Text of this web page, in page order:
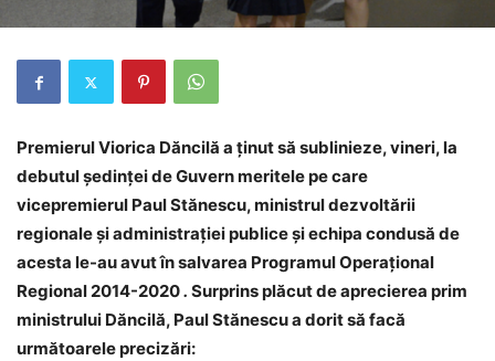
Premierul Viorica Dăncilă a ținut să sublinieze, vineri, la
debutul şedinței de Guvern meritele pe care
vicepremierul Paul Stănescu, ministrul dezvoltării
regionale și administrației publice și echipa condusă de
acesta le-au avut în salvarea Programul Operaţional
Regional 2014-2020. Surprins plăcut de aprecierea prim
ministrului Dăncilă, Paul Stănescu a dorit să facă
următoarele precizări: